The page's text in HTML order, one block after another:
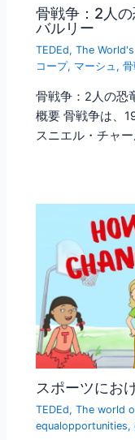
骨戦争：2人
バルリー
TEDEd,The
コープ, マーシュ ,
骨戦争：2人の恐
概要 骨戦争は、
スニエル・チャ
スポーツにお
TEDEd,The world
equalopportunities,